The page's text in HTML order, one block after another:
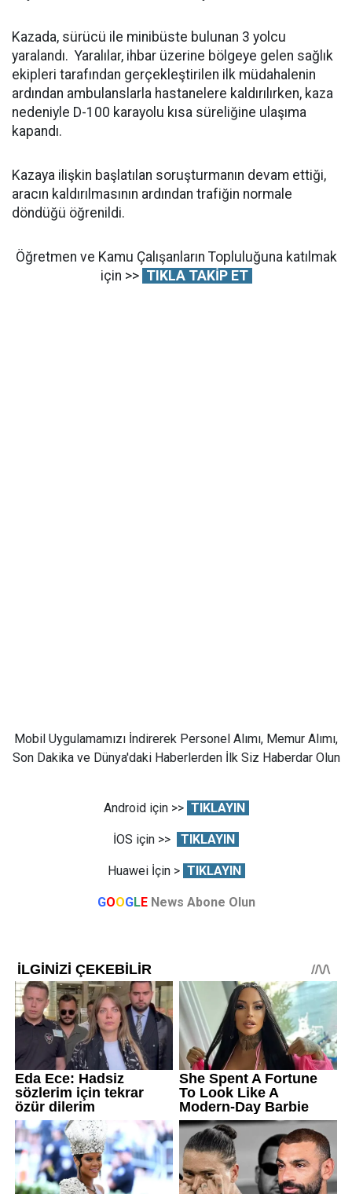
Kazada, sürücü ile minibüste bulunan 3 yolcu
yaralandı. Yaralılar, ihbar üzerine bölgeye gelen sağlık
ekipleri tarafından gerçekleştirilen ilk müdahalenin
ardından ambulanslarla hastanelere kaldırılırken, kaza
nedeniyle D-100 karayolu kısa süreliğine ulaşıma
kapandı.
Kazaya ilişkin başlatılan soruşturmanın devam ettiği,
aracın kaldırılmasının ardından trafiğin normale
döndüğü öğrenildi.
Öğretmen ve Kamu Çalışanların Topluluğuna katılmak
için >> TIKLA TAKİP ET
Mobil Uygulamamızı İndirerek Personel Alımı, Memur Alımı,
Son Dakika ve Dünya'daki Haberlerden İlk Siz Haberdar Olun
Android için >> TIKLAYIN
İOS için >> TIKLAYIN
Huawei İçin > TIKLAYIN
GOOGLE News Abone Olun